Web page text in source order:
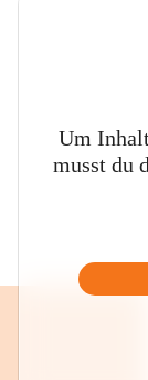
Um
musst du